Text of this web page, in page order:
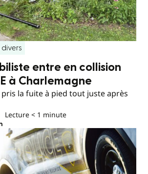
divers
entre en collision
à Charlemagne
la fuite à pied tout juste après
Lecture < 1 minute